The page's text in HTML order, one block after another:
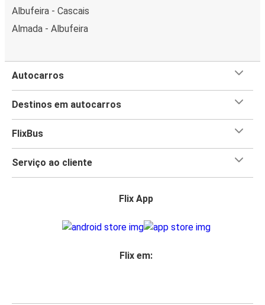
Albufeira - Cascais
Almada - Albufeira
Autocarros
Destinos em autocarros
FlixBus
Serviço ao cliente
Flix App
Flix em: